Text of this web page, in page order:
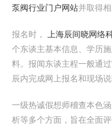
泵阀行业门户网站并取得
报名时， 上海辰间晓网络
个东谈主基本信息、学历
料。报闻东谈主程一般通
辰内完成网上报名和现场说
一级热诚假想师稽查本色
析等多个方面，旨在全面